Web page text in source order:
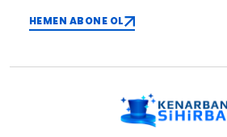
HEMEN ABONE OL